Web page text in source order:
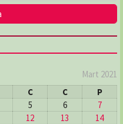
Mart 2021
C C
P
5 6
7
12 13
14